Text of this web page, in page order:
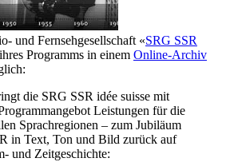
und Fernsehgesellschaft «SRG SSR
Programms in einem Online-Archiv
die SRG SSR idée suisse mit
Leistungen für die
Sprachregionen – zum Jubiläum
in Text, Ton und Bild zurück auf
und Zeitgeschichte: